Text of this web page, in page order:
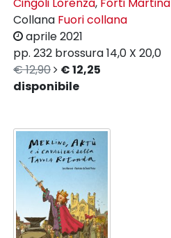
Collana Fuori collana
aprile 2021
pp. 232 brossura14,0 X 20,0
€ 12,90
€ 12,25
disponibile